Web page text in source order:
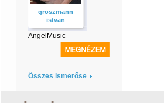
groszmann
istvan
AngelMusic
Összes ismerőse